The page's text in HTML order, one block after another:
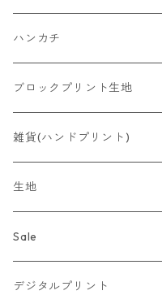
ハンカチ
ブロックプリント生地
洋服
雑貨(ハンドプリント)
生地
Sale
デジタルプリント